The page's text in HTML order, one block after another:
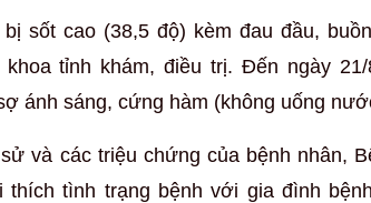
sốt cao (38,5 độ) kèm đau đầu,
tỉnh khám, điều trị. Đến ngày
ánh sáng, cứng hàm (không uống
và các triệu chứng của bệnh nhân,
thích tình trạng bệnh với gia đình